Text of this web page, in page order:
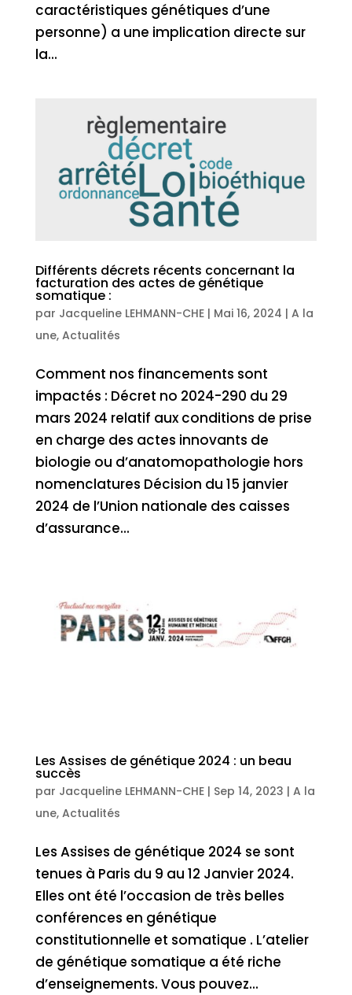
caractéristiques génétiques d’une
personne) a une implication directe sur
la...
Différents décrets récents concernant la
facturation des actes de génétique
somatique :
par Jacqueline LEHMANN-CHE| Mai 16, 2024 | A la
une, Actualités
Comment nos financements sont
impactés : Décret no 2024-290 du 29
mars 2024 relatif aux conditions de prise
en charge des actes innovants de
biologie ou d’anatomopathologie hors
nomenclatures Décision du 15 janvier
2024 de l’Union nationale des caisses
d’assurance...
Les Assises de génétique 2024 : un beau
succès
par Jacqueline LEHMANN-CHE| Sep 14, 2023 | A la
une, Actualités
Les Assises de génétique 2024 se sont
tenues à Paris du 9 au 12 Janvier 2024.
Elles ont été l’occasion de très belles
conférences en génétique
constitutionnelle et somatique . L’atelier
de génétique somatique a été riche
d’enseignements. Vous pouvez...